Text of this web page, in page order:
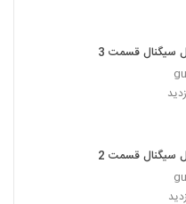
سیگنال قسمت 3
سیگنال قسمت 2